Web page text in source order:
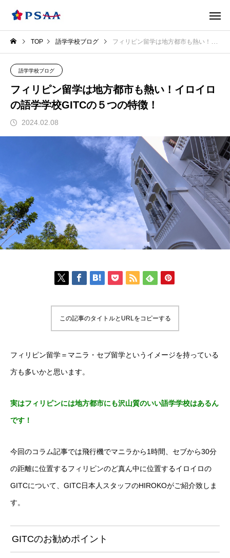
TOP 語学学校ブログ フィリピン留学は地方都市も熱い！イロイロの語学学校GITCの５つの特徴！
語学学校ブログ
フィリピン留学は地方都市も熱い！イロイロ
の語学学校GITCの５つの特徴！
2024.02.08
この記事のタイトルとURLをコピーする
フィリピン留学＝マニラ・セブ留学というイメージを持っている
方も多いかと思います。
実はフィリピンには地方都市にも沢山質のいい語学学校はあるん
です！
今回のコラム記事では飛行機でマニラから1時間、セブから30分
の距離に位置するフィリピンのど真ん中に位置するイロイロの
GITCについて、GITC日本人スタッフのHIROKOがご紹介致しま
す。
GITCのお勧めポイント